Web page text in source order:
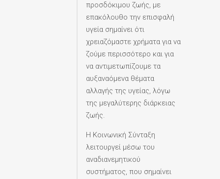
προσδόκιμου ζωής, με
επακόλουθο την επισφαλή
υγεία σημαίνει ότι
χρειαζόμαστε χρήματα για να
ζούμε περισσότερο και για
να αντιμετωπίζουμε τα
αυξαναόμενα θέματα
αλλαγής της υγείας, λόγω
της μεγαλύτερης διάρκειας
ζωής.
Η Κοινωνική Σύνταξη
λειτουργεί μέσω του
αναδιανεμητικού
συστήματος, που σημαίνει